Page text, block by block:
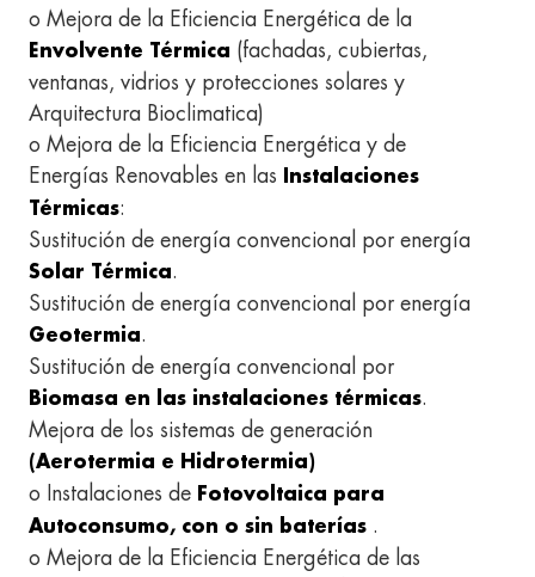
o Mejora de la Eficiencia Energética de la
Envolvente Térmica (fachadas, cubiertas,
ventanas, vidrios y protecciones solares y
Arquitectura Bioclimatica)
o Mejora de la Eficiencia Energética y de
Energías Renovables en las
Instalaciones
Térmicas:
Sustitución de energía convencional por energía
Solar Térmica.
Sustitución de energía convencional por energía
Geotermia.
Sustitución de energía convencional por
Biomasa en las instalaciones térmicas.
Mejora de los sistemas de generación
(Aerotermia e Hidrotermia)
o Instalaciones de Fotovoltaica para
Autoconsumo, con o sin baterías .
o Mejora de la Eficiencia Energética de las